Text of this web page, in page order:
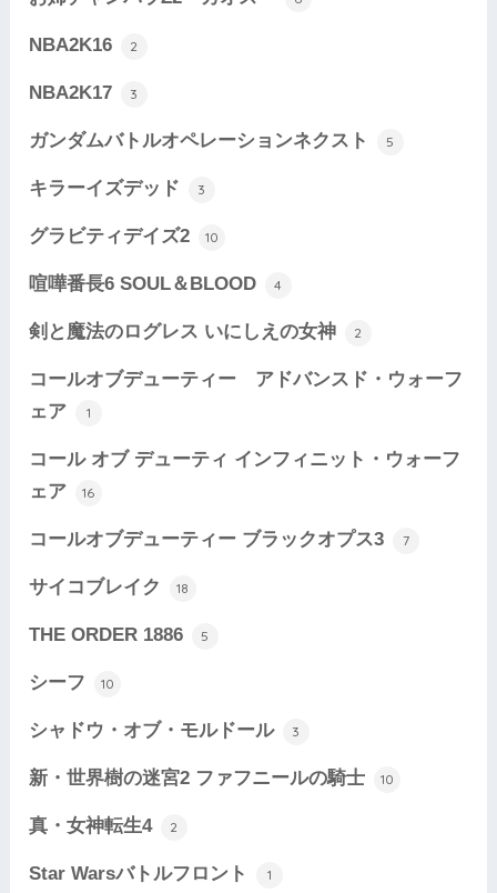
NBA2K16 2
NBA2K17 3
ガンダムバトルオペレーションネクスト 5
キラーイズデッド 3
グラビティデイズ2 10
喧嘩番長6 SOUL＆BLOOD 4
剣と魔法のログレス いにしえの女神 2
コールオブデューティー アドバンスド・ウォーフ
ェア
1
コール オブ デューティ インフィニット・ウォーフ
ェア
16
コールオブデューティー ブラックオプス3 7
サイコブレイク 18
THE ORDER 1886 5
シーフ 10
シャドウ・オブ・モルドール 3
新・世界樹の迷宮2 ファフニールの騎士 10
真・女神転生4 2
Star Warsバトルフロント 1